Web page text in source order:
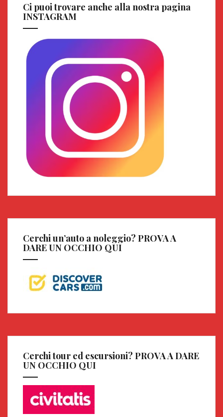
Ci puoi trovare anche alla nostra pagina
INSTAGRAM
Cerchi un’auto a noleggio? PROVA A
DARE UN OCCHIO QUI
Cerchi tour ed escursioni? PROVA A DARE
UN OCCHIO QUI